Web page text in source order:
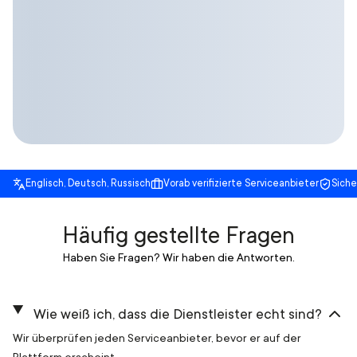
Englisch, Deutsch, Russisch Vorab verifizierte Serviceanbieter
Häufig gestellte Fragen
Haben Sie Fragen? Wir haben die Antworten.
Wie weiß ich, dass die Dienstleister echt sind?
Wir überprüfen jeden Serviceanbieter, bevor er auf der